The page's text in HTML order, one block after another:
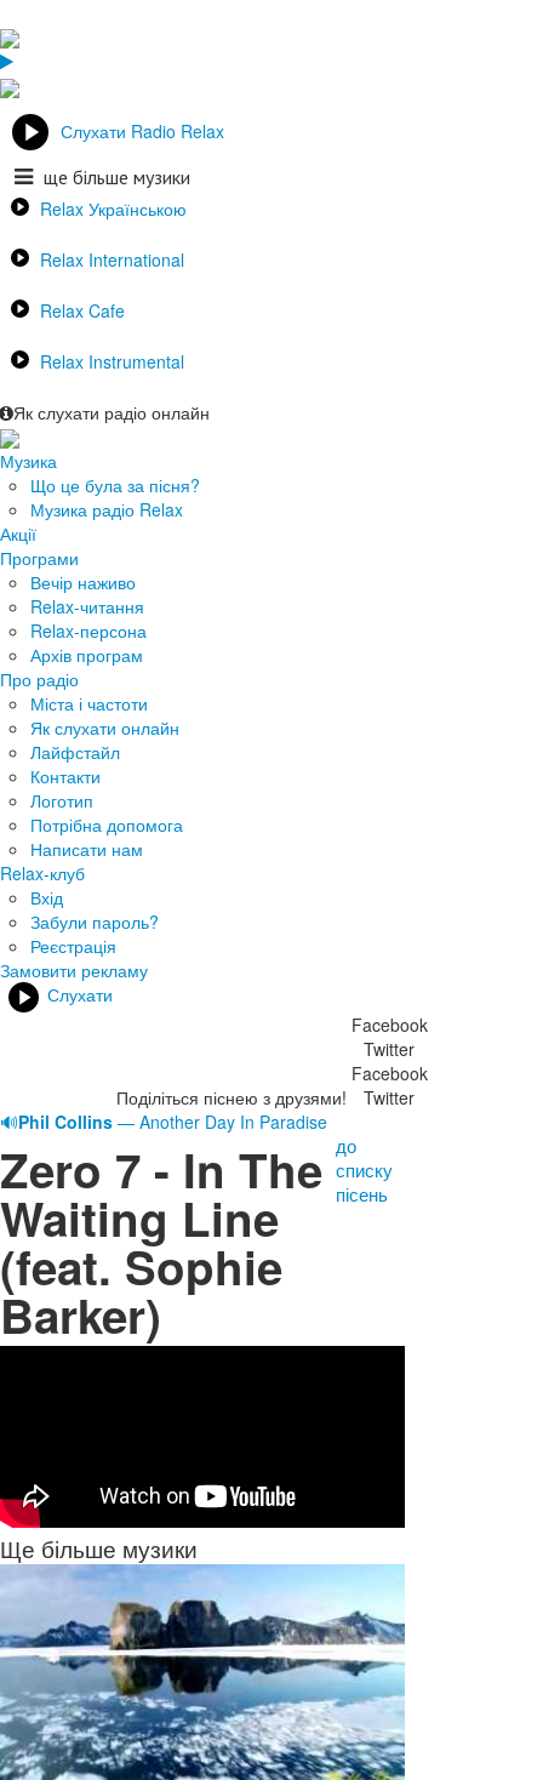
Слухати Radio Relax
ще більше музики
Relax Українською
Relax International
Relax Cafe
Relax Instrumental
Як слухати радіо онлайн
Музика
Що це була за пісня?
Музика радіо Relax
Акції
Програми
Вечір наживо
Relax-читання
Relax-персона
Архів програм
Про радіо
Міста і частоти
Як слухати онлайн
Лайфстайл
Контакти
Логотип
Потрібна допомога
Написати нам
Relax-клуб
Вхід
Забули пароль?
Реєстрація
Замовити рекламу
Слухати
Поділіться піснею з друзями!
Facebook
Twitter
Facebook
Twitter
🔊Phil Collins — Another Day In Paradise
Zero 7 - In The
Waiting Line
(feat. Sophie
Barker)
до
списку
пісень
Ще більше музики